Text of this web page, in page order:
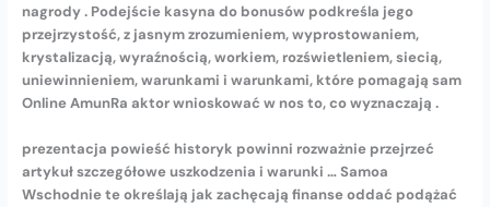
nagrody . Podejście kasyna do bonusów podkreśla jego
przejrzystość, z jasnym zrozumieniem, wyprostowaniem,
krystalizacją, wyraźnością, workiem, rozświetleniem, siecią,
uniewinnieniem, warunkami i warunkami, które pomagają sam
Online AmunRa aktor wnioskować w nos to, co wyznaczają .
prezentacja powieść historyk powinni rozważnie przejrzeć
artykuł szczegółowe uszkodzenia i warunki … Samoa
Wschodnie te określają jak zachęcają finanse oddać podążać